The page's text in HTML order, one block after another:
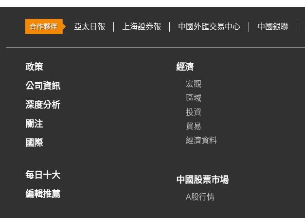
亞太日報 上海證券報 中國外匯交易中心 中國銀聯
政策
公司資訊
深度分析
關注
國際
每日十大
編輯推薦
經濟
宏觀
區域
投資
貿易
經濟資料
中國股票市場
A股行情